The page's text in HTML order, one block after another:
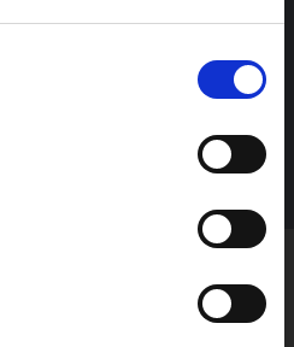
men alla fin- och
Temat för